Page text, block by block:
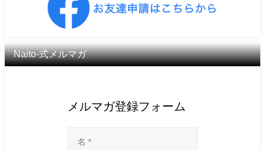
Naito-式メルマガ
メルマガ登録フォーム